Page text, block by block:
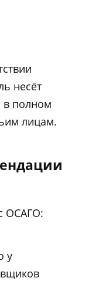
несёт
в полном
лицам.
ОСАГО:
у